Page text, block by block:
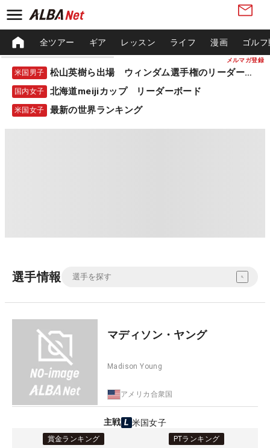
メルマガ登録
全ツアー ギア レッスン ライフ 漫画 ゴル
米国男子 松山英樹ら出場 ウィンダム選手権のリーダーボード
国内女子 北海道meijiカップ リーダーボード
米国女子 最新の世界ランキング
選手情報
マディソン・ヤング
Madison Young
アメリカ合衆国
主戦 米国女子
賞金ランキング PTランキング